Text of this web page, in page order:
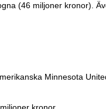
(46 miljoner kronor).
Minnesota
kronor.